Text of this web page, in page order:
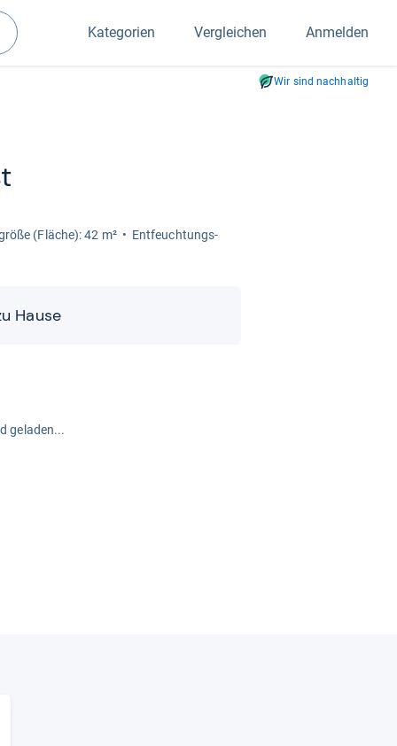
Suchen
Kategorien Vergleichen Anmelden
Wir sind nachhaltig
(Flä­che): 42 m²
Ent­feuch­tungs­
Hause
geladen...